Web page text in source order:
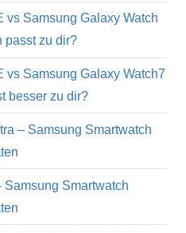
vs Samsung Galaxy Watch
passt zu dir?
vs Samsung Galaxy Watch7
besser zu dir?
– Samsung Smartwatch
Samsung Smartwatch